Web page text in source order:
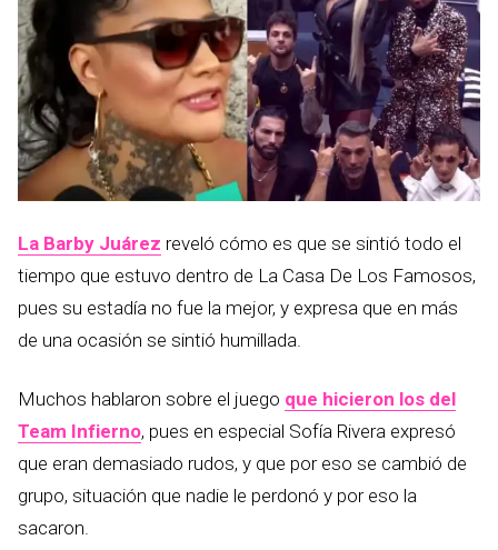
La Barby Juárez reveló cómo es que se sintió todo el
tiempo que estuvo dentro de La Casa De Los Famosos,
pues su estadía no fue la mejor, y expresa que en más
de una ocasión se sintió humillada.
Muchos hablaron sobre el juego que hicieron los del
Team Infierno, pues en especial Sofía Rivera expresó
que eran demasiado rudos, y que por eso se cambió de
grupo, situación que nadie le perdonó y por eso la
sacaron.